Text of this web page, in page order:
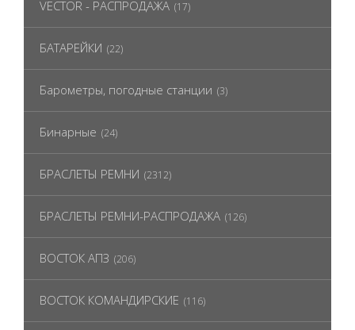
VECTOR - РАСПРОДАЖА (17)
БАТАРЕЙКИ (22)
Барометры, погодные станции (3)
Бинарные (24)
БРАСЛЕТЫ РЕМНИ (2312)
БРАСЛЕТЫ РЕМНИ-РАСПРОДАЖА (126)
ВОСТОК АПЗ (206)
ВОСТОК КОМАНДИРСКИЕ (116)